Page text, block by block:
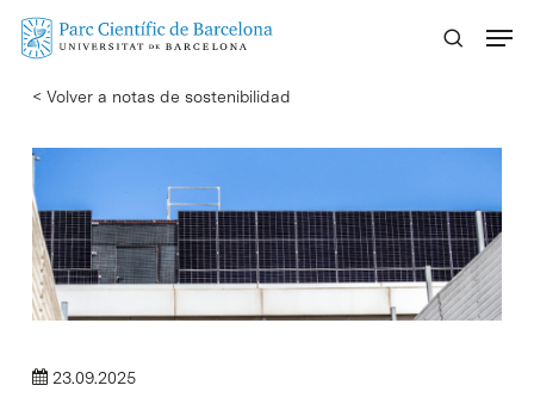
Skip
content
< Volver a notas de sostenibilidad
23.09.2025